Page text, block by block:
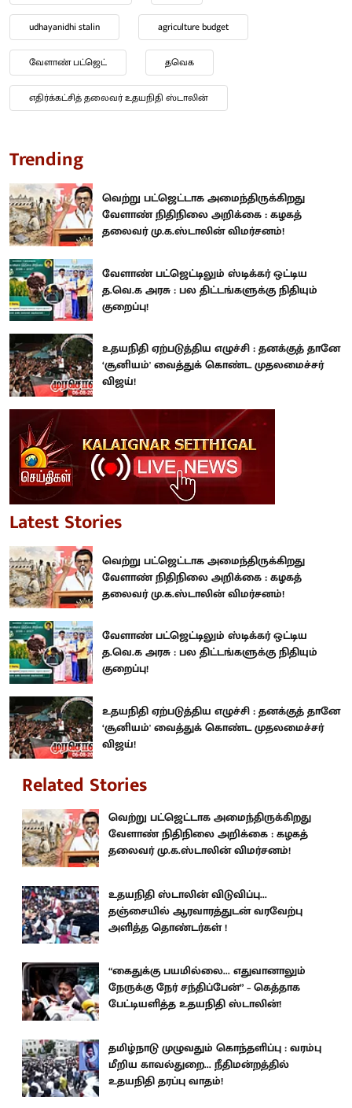
udhayanidhi stalin agriculture budget
வேளாண் பட்ஜெட் தவெக
எதிர்க்கட்சித் தலைவர் உதயநிதி ஸ்டாலின்
Trending
வெற்று பட்ஜெட்டாக அமைந்திருக்கிறது
வேளாண் நிதிநிலை அறிக்கை : கழகத்
தலைவர் மு.க.ஸ்டாலின் விமர்சனம்!
வேளாண் பட்ஜெட்டிலும் ஸ்டிக்கர் ஒட்டிய
த.வெ.க அரசு : பல திட்டங்களுக்கு நிதியும்
குறைப்பு!
உதயநிதி ஏற்படுத்திய எழுச்சி : தனக்குத் தானே
‘சூனியம்' வைத்துக் கொண்ட முதலமைச்சர்
விஜய்!
Latest Stories
வெற்று பட்ஜெட்டாக அமைந்திருக்கிறது
வேளாண் நிதிநிலை அறிக்கை : கழகத்
தலைவர் மு.க.ஸ்டாலின் விமர்சனம்!
வேளாண் பட்ஜெட்டிலும் ஸ்டிக்கர் ஒட்டிய
த.வெ.க அரசு : பல திட்டங்களுக்கு நிதியும்
குறைப்பு!
உதயநிதி ஏற்படுத்திய எழுச்சி : தனக்குத் தானே
‘சூனியம்' வைத்துக் கொண்ட முதலமைச்சர்
விஜய்!
Related Stories
வெற்று பட்ஜெட்டாக அமைந்திருக்கிறது
வேளாண் நிதிநிலை அறிக்கை : கழகத்
தலைவர் மு.க.ஸ்டாலின் விமர்சனம்!
உதயநிதி ஸ்டாலின் விடுவிப்பு...
தஞ்சையில் ஆரவாரத்துடன் வரவேற்பு
அளித்த தொண்டர்கள் !
“கைதுக்கு பயமில்லை... எதுவானாலும்
நேருக்கு நேர் சந்திப்பேன்” – கெத்தாக
பேட்டியளித்த உதயநிதி ஸ்டாலின்!
தமிழ்நாடு முழுவதும் கொந்தளிப்பு : வரம்பு
மீறிய காவல்துறை... நீதிமன்றத்தில்
உதயநிதி தரப்பு வாதம்!